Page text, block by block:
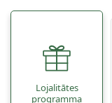
Lojalitātes
programma